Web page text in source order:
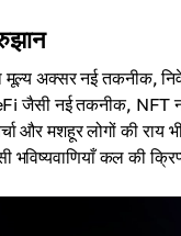
अक्सर नई तकनीक,
जैसी नई तकनीक, NFT
और मशहूर लोगों की
कल की